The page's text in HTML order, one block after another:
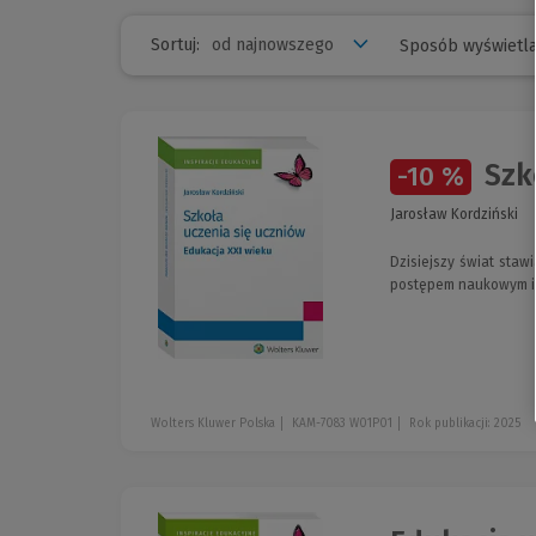
Sortuj: Sposób
-10 %
Jarosław Kordziński
Dzisiejszy świat
postępem naukowym
Wolters Kluwer Polska KAM-7083 W01P01 Rok publikacji: 2025